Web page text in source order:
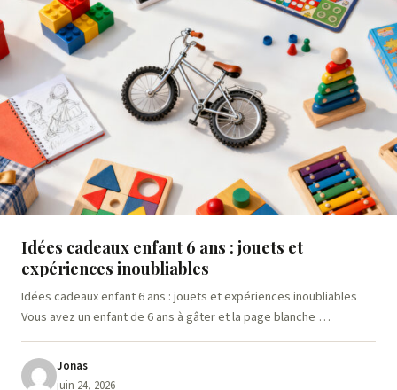
Idées cadeaux enfant 6 ans : jouets et
expériences inoubliables
Idées cadeaux enfant 6 ans : jouets et expériences inoubliables
Vous avez un enfant de 6 ans à gâter et la page blanche …
Jonas
juin 24, 2026